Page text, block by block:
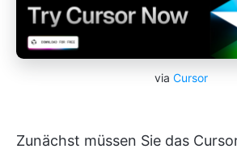
via Cursor
Zunächst müssen Sie das